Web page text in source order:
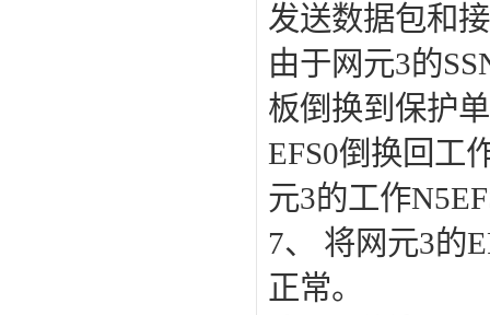
发送数据包和
由于网元3的
板倒换到保护
EFS0倒换回工
元3的工作
7、 将网元3的
正常。